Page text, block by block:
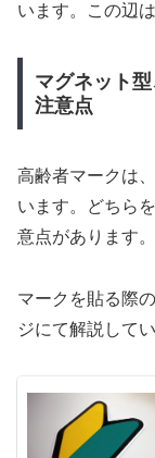
います。この辺
マグネット
注意点
高齢者マークは
います。どちら
意点があります。
マークを貼る際
ジにて解説して